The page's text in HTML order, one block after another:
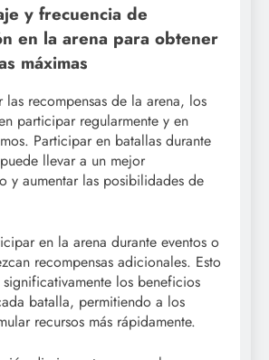
y frecuencia de
en la arena para obtener
máximas
las recompensas de la arena, los
participar regularmente y en
Participar en batallas durante
llevar a un mejor
y aumentar las posibilidades de
en la arena durante eventos o
recompensas adicionales. Esto
los beneficios
batalla, permitiendo a los
recursos más rápidamente.